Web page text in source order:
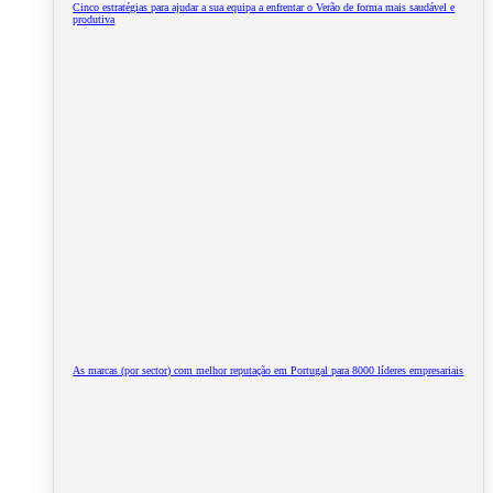
Cinco estratégias para ajudar a sua equipa a enfrentar o Verão de forma mais saudável e
produtiva
As marcas (por sector) com melhor reputação em Portugal para 8000 líderes empresariais